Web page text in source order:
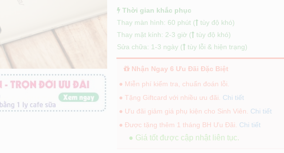
Thời gian khắc phục
Thay màn hình: 60 phút (
tùy độ khó)
Thay mặt kính: 2-3 giờ (
tùy độ khó)
Sửa chữa: 1-3 ngày (
tùy lỗi & hiện trạng)
Nhận Ngay 6 Ưu Đãi Đặc Biệt
● Miễn phí kiểm tra, chuẩn đoán lỗi.
● Tặng Giftcard với nhiều ưu đãi. Chi tiết
● Ưu đãi giảm giá phụ kiện cho Sinh Viên. Chi tiết
● Được tặng thêm 1 tháng BH Ưu Đãi. Chi tiết
● Giá tốt được cập nhật liên tục.